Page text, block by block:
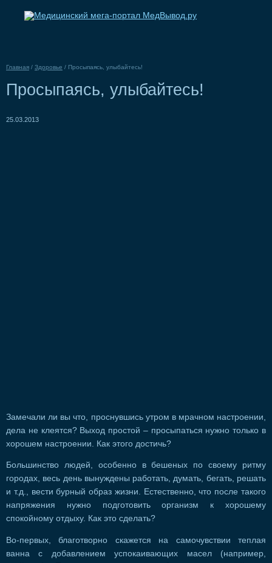
Главная / Здоровье / Просыпаясь, улыбайтесь!
Просыпаясь, улыбайтесь!
25.03.2013
Замечали ли вы что, проснувшись утром в мрачном настроении,
дела не клеятся? Выход простой – просыпаться нужно только в
хорошем настроении. Как этого достичь?
Большинство людей, особенно в бешеных по своему ритму
городах, весь день вынуждены работать, думать, бегать, решать
и т.д., вести бурный образ жизни. Естественно, что после такого
напряжения нужно подготовить организм к хорошему
спокойному отдыху. Как это сделать?
Во-первых, благотворно скажется на самочувствии теплая
ванна с добавлением успокаивающих масел (например,